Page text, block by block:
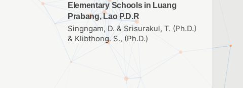
Elementary Schools in Luang
Prabang, Lao P.D.R
Singngam, D. & Srisurakul, T. (Ph.D.)
& Klibthong. S., (Ph.D.)